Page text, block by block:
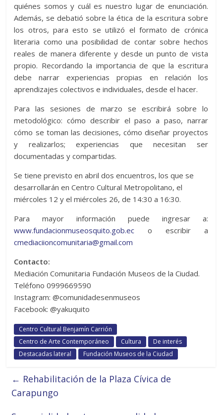
quiénes somos y cuál es nuestro lugar de enunciación.
Además, se debatió sobre la ética de la escritura sobre
los otros, para esto se utilizó el formato de crónica
literaria como una posibilidad de contar sobre hechos
reales de manera diferente y desde un punto de vista
propio. Recordando la importancia de que la escritura
debe narrar experiencias propias en relación los
aprendizajes colectivos e individuales, desde el hacer.
Para las sesiones de marzo se escribirá sobre lo
metodológico: cómo describir el paso a paso, narrar
cómo se toman las decisiones, cómo diseñar proyectos
y realizarlos; experiencias que necesitan ser
documentadas y compartidas.
Se tiene previsto en abril dos encuentros, los que se
desarrollarán en Centro Cultural Metropolitano, el
miércoles 12 y el miércoles 26, de 14:30 a 16:30.
Para mayor información puede ingresar a:
www.fundacionmuseosquito.gob.ec o escribir a
cmediaciioncomunitaria@gmail.com
Contacto:
Mediación Comunitaria Fundación Museos de la Ciudad.
Teléfono 0999669590
Instagram: @comunidadesenmuseos
Facebook: @yakuquito
Centro Cultural Benjamín Carrión
Centro de Arte Contemporáneo
Cultura
De interés
Destacadas lateral
Fundación Museos de la Ciudad
← Rehabilitación de la Plaza Cívica de
Carapungo